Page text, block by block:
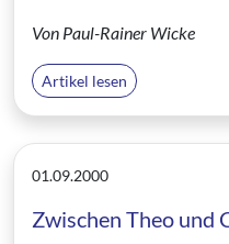
Von Paul-Rainer Wicke
Artikel lesen
01.09.2000
Zwischen Theo und